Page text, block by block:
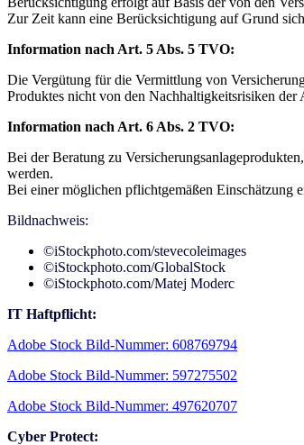
Zur Zeit kann eine Berücksichtigung auf Grund
Information nach Art. 5 Abs. 5 TVO:
Die Vergütung für die Vermittlung von
Produktes nicht von den Nachhaltigkeitsrisiken
Information nach Art. 6 Abs. 2 TVO:
Bei der Beratung zu
werden.
Bei einer möglichen pflichtgemäßen Einschätzung
Bildnachweis:
©iStockphoto.com/stevecoleimages
©iStockphoto.com/GlobalStock
©iStockphoto.com/Matej Moderc
IT Haftpflicht:
Adobe Stock Bild-Nummer: 608769794
Adobe Stock Bild-Nummer: 597275502
Adobe Stock Bild-Nummer: 497620707
Cyber Protect: